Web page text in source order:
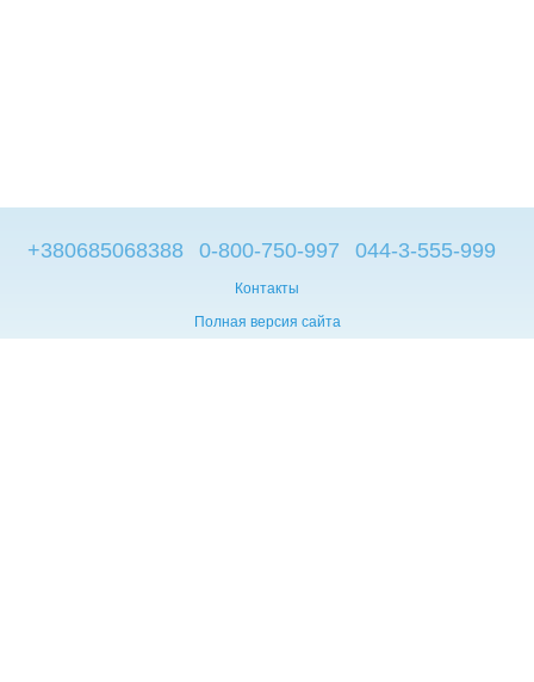
+380685068388 0-800-750-997 044-3-555-999
Контакты
Полная версия сайта